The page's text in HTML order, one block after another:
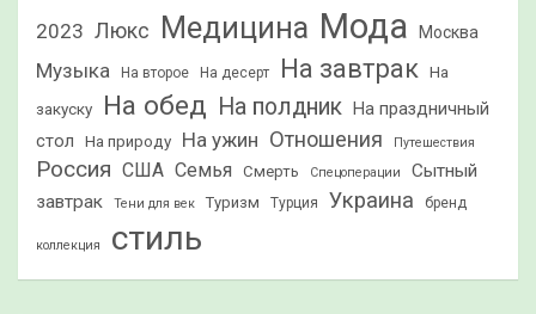
2023 Люкс Медицина Мода Москва
Музыка На второе На десерт На завтрак На
закуску На обед На полдник На праздничный
стол
На природу На ужин Отношения Путешествия
Россия США Семья Смерть Спецоперации
Сытный
завтрак
Тени для век Туризм Турция Украина бренд
коллекция стиль